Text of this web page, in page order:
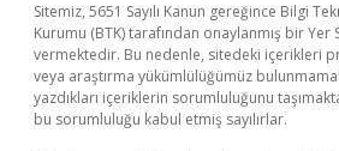
Sitemiz, 5651 Sayılı Kanun gereğince Bilgi
Kurumu (BTK) tarafından onaylanmış bir Yer
vermektedir. Bu nedenle, sitedeki içerikleri
veya araştırma yükümlülüğümüz
yazdıkları içeriklerin sorumluluğunu
bu sorumluluğu kabul etmiş sayılırlar.